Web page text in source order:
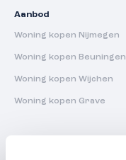
Aanbod
Woning kopen Nijmegen
Woning kopen Beuningen
Woning kopen Wijchen
Woning kopen Grave